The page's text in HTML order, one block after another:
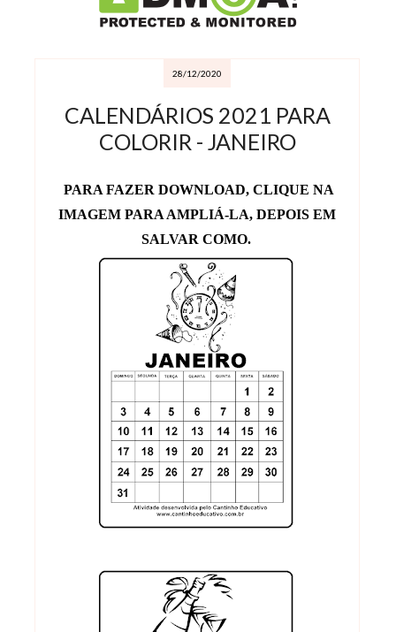
28/12/2020
CALENDÁRIOS 2021 PARA
COLORIR - JANEIRO
PARA FAZER DOWNLOAD, CLIQUE NA
IMAGEM PARA AMPLIÁ-LA, DEPOIS EM
SALVAR COMO.